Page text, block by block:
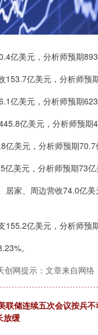
亿美元，分析师预期893
153.7亿美元，分析师预
亿美元，分析师预期
亿美元，分析师预期
美元，分析师预期70.7
美元，分析师预期73亿
居家、周边营收74.0亿
155.2亿美元，分析师预
。
创网提示：文章来自网络
联储连续五次会议按兵
放缓